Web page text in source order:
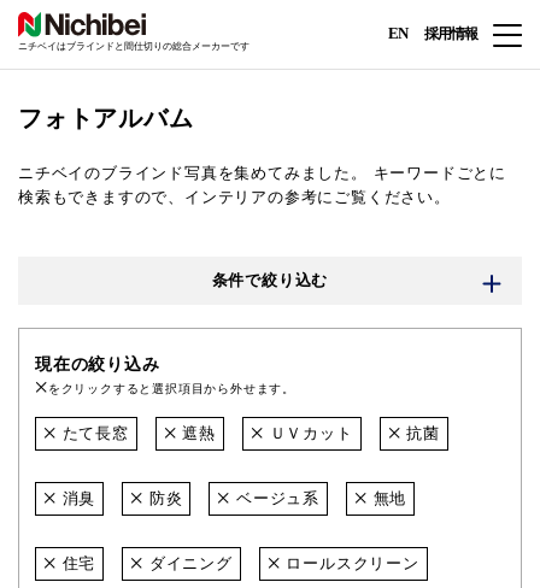
ニチベイはブラインドと間仕切りの総合メーカーです
EN 採用情報
フォトアルバム
ニチベイのブラインド写真を集めてみました。
キーワードごとに
検索もできますので、インテリアの参考にご覧ください。
条件で絞り込む
現在の絞り込み
をクリックすると選択項目から外せます。
たて長窓 遮熱 ＵＶカット 抗菌
消臭 防炎 ベージュ系 無地
住宅 ダイニング ロールスクリーン